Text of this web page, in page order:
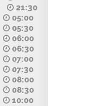
21:30
05:00
05:30
06:00
06:30
07:00
07:30
08:00
08:30
10:00